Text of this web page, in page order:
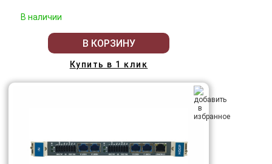
В наличии
В КОРЗИНУ
Купить в 1 клик